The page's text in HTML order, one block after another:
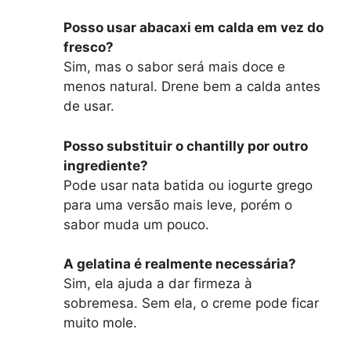
Posso usar abacaxi em calda em vez do
fresco?
Sim, mas o sabor será mais doce e
menos natural. Drene bem a calda antes
de usar.
Posso substituir o chantilly por outro
ingrediente?
Pode usar nata batida ou iogurte grego
para uma versão mais leve, porém o
sabor muda um pouco.
A gelatina é realmente necessária?
Sim, ela ajuda a dar firmeza à
sobremesa. Sem ela, o creme pode ficar
muito mole.